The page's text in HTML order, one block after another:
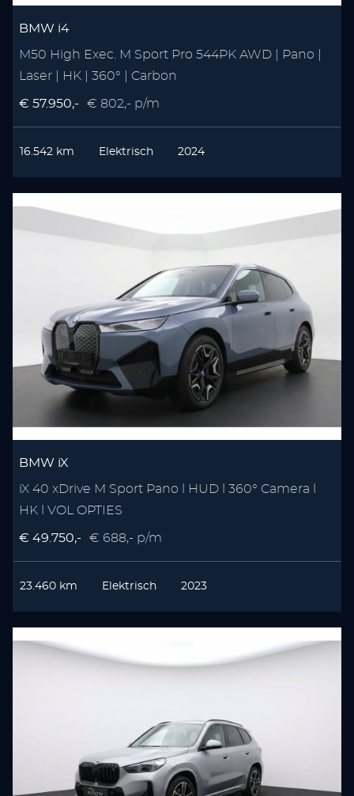
BMW i4
M50 High Exec. M Sport Pro 544PK AWD | Pano |
Laser | HK | 360° | Carbon
€ 57.950,- € 802,- p/m
16.542 km Elektrisch 2024
BMW iX
iX 40 xDrive M Sport Pano l HUD l 360° Camera l
HK l VOL OPTIES
€ 49.750,- € 688,- p/m
23.460 km Elektrisch 2023